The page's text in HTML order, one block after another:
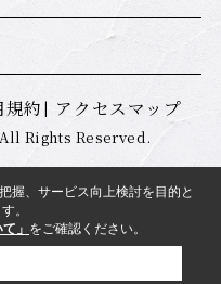
規約 アクセスマップ
All Rights Reserved.
握、サービス向上検討を目的と
。
」 をご確認ください。